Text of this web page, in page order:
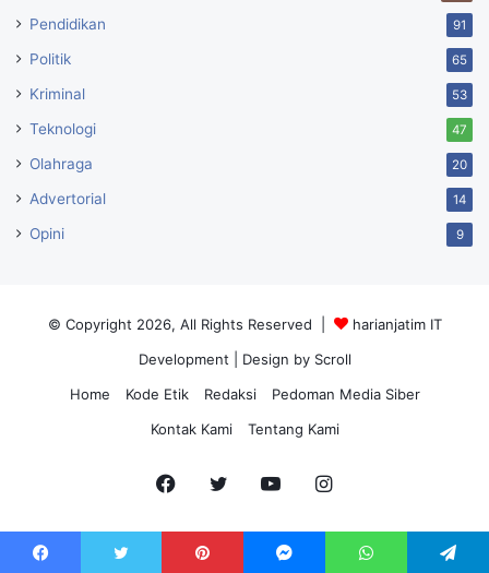
Pendidikan 91
Politik 65
Kriminal 53
Teknologi 47
Olahraga 20
Advertorial 14
Opini 9
© Copyright 2026, All Rights Reserved |
harianjatim IT
Development
| Design by Scroll
Home
Kode Etik Redaksi
Pedoman Media Siber
Kontak Kami
Tentang Kami
Facebook
TwitterYouTubeInstagram